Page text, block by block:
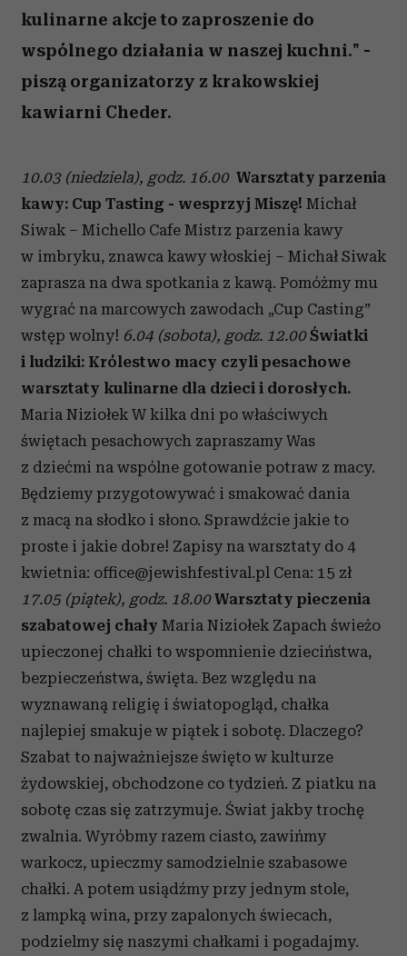
kulinarne akcje to zaproszenie do
wspólnego działania w naszej kuchni." -
piszą organizatorzy z krakowskiej
kawiarni Cheder.
10.03 (niedziela), godz. 16.00 Warsztaty parzenia
kawy: Cup Tasting - wesprzyj Miszę! Michał
Siwak – Michello Cafe Mistrz parzenia kawy
w imbryku, znawca kawy włoskiej – Michał Siwak
zaprasza na dwa spotkania z kawą. Pomóżmy mu
wygrać na marcowych zawodach „Cup Casting”
wstęp wolny! 6.04 (sobota), godz. 12.00 Światki
i ludziki: Królestwo macy czyli pesachowe
warsztaty kulinarne dla dzieci i dorosłych.
Maria Niziołek W kilka dni po właściwych
świętach pesachowych zapraszamy Was
z dziećmi na wspólne gotowanie potraw z macy.
Będziemy przygotowywać i smakować dania
z macą na słodko i słono. Sprawdźcie jakie to
proste i jakie dobre! Zapisy na warsztaty do 4
kwietnia: office@jewishfestival.pl Cena: 15 zł
17.05 (piątek), godz. 18.00 Warsztaty pieczenia
szabatowej chały Maria Niziołek Zapach świeżo
upieczonej chałki to wspomnienie dzieciństwa,
bezpieczeństwa, święta. Bez względu na
wyznawaną religię i światopogląd, chałka
najlepiej smakuje w piątek i sobotę. Dlaczego?
Szabat to najważniejsze święto w kulturze
żydowskiej, obchodzone co tydzień. Z piatku na
sobotę czas się zatrzymuje. Świat jakby trochę
zwalnia. Wyróbmy razem ciasto, zawińmy
warkocz, upieczmy samodzielnie szabasowe
chałki. A potem usiądźmy przy jednym stole,
z lampką wina, przy zapalonych świecach,
podzielmy się naszymi chałkami i pogadajmy.